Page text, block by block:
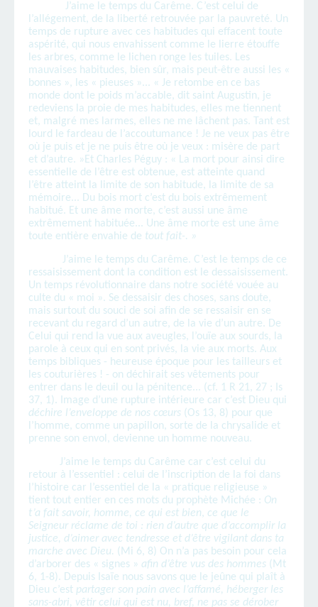
J’aime le temps du Carême. C’est celui de
l’allégement, de la liberté retrouvée par la pauvreté. Un
temps de rupture avec ces habitudes qui effacent toute
aspérité, qui nous envahissent comme le lierre étouffe
les arbres, comme le lichen ronge les tuiles. Les
mauvaises habitudes, bien sûr, mais peut-être aussi les «
bonnes », les « pieuses »... « Je retombe en ce bas
monde dont le poids m’accable, dit saint Augustin, je
redeviens la proie de mes habitudes, elles me tiennent
et, malgré mes larmes, elles ne me lâchent pas. Tant est
lourd le fardeau de l’accoutumance ! Je ne veux pas être
où je puis et je ne puis être où je veux : misère de part
et d’autre. »Et Charles Péguy : « La mort pour ainsi dire
essentielle de l’être est obtenue, est atteinte quand
l’être atteint la limite de son habitude, la limite de sa
mémoire... Du bois mort c’est du bois extrêmement
habitué. Et une âme morte, c’est aussi une âme
extrêmement habituée... Une âme morte est une âme
toute entière envahie de tout fait-. »
J’aime le temps du Carême. C’est le temps de ce
ressaisissement dont la condition est le dessaisissement.
Un temps révolutionnaire dans notre société vouée au
culte du « moi ». Se dessaisir des choses, sans doute,
mais surtout du souci de soi afin de se ressaisir en se
recevant du regard d’un autre, de la vie d’un autre. De
Celui qui rend la vue aux aveugles, l’ouïe aux sourds, la
parole à ceux qui en sont privés, la vie aux morts. Aux
temps bibliques - heureuse époque pour les tailleurs et
les couturières ! - on déchirait ses vêtements pour
entrer dans le deuil ou la pénitence... (cf. 1 R 21, 27 ; Is
37, 1). Image d’une rupture intérieure car c’est Dieu qui
déchire l’enveloppe de nos cœurs (Os 13, 8) pour que
l’homme, comme un papillon, sorte de la chrysalide et
prenne son envol, devienne un homme nouveau.
J’aime le temps du Carême car c’est celui du
retour à l’essentiel : celui de l’inscription de la foi dans
l’histoire car l’essentiel de la « pratique religieuse »
tient tout entier en ces mots du prophète Michée : On
t’a fait savoir, homme, ce qui est bien, ce que le
Seigneur réclame de toi : rien d’autre que d’accomplir la
justice, d’aimer avec tendresse et d’être vigilant dans ta
marche avec Dieu. (Mi 6, 8) On n’a pas besoin pour cela
d’arborer des « signes » afin d’être vus des hommes (Mt
6, 1-8). Depuis Isaïe nous savons que le jeûne qui plaît à
Dieu c’est partager son pain avec l’affamé, héberger les
sans-abri, vêtir celui qui est nu, bref, ne pas se dérober